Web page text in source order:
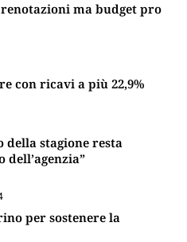
ma budget pro
con ricavi a più 22,9%
stagione resta
per sostenere la